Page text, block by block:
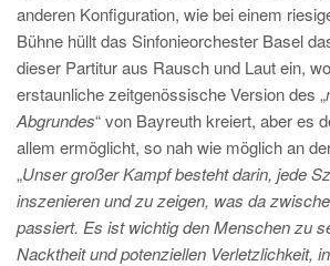
anderen Konfiguration, wie bei einem
Bühne hüllt das Sinfonieorchester Basel
dieser Partitur aus Rausch und Laut ein,
erstaunliche zeitgenössische Version des „
Abgrundes“ von Bayreuth kreiert, aber es
allem ermöglicht, so nah wie möglich an
„Unser großer Kampf besteht darin, jede
inszenieren und zu zeigen, was da
passiert. Es ist wichtig den Menschen zu
Nacktheit und potenziellen Verletzlichkeit,